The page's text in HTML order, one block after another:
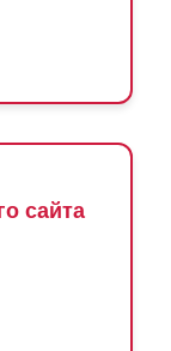
сайта